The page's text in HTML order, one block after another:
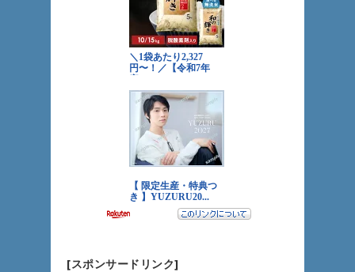
[スポンサードリンク]